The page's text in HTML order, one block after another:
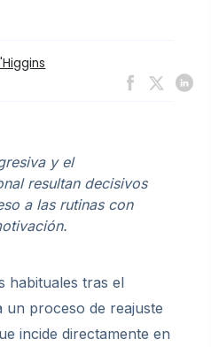
y el
resultan decisivos
a las rutinas con
.
habituales tras el
un proceso de reajuste
incide directamente en